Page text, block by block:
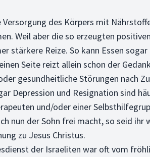
des Körpers mit
Weil aber die so erzeugten
stärkere Reize. So kann Essen
Seite reizt allein schon der
gesundheitliche Störungen nach
Depression und Resignation sind
und/oder einer
nun der Sohn frei macht, so seid ihr
zu Jesus Christus.
der Israeliten war oft vom